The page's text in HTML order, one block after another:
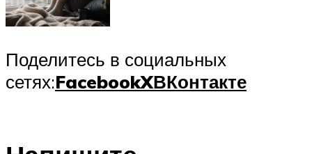
Поделитесь в социальных
сетях:FacebookXВКонтакте